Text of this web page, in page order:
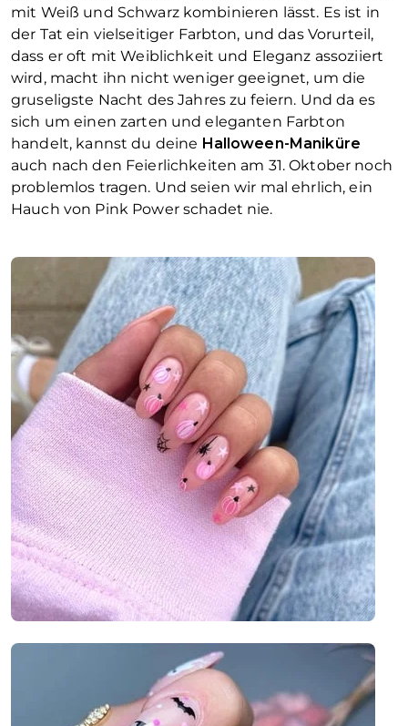
mit Weiß und Schwarz kombinieren lässt. Es ist in
der Tat ein vielseitiger Farbton, und das Vorurteil,
dass er oft mit Weiblichkeit und Eleganz assoziiert
wird, macht ihn nicht weniger geeignet, um die
gruseligste Nacht des Jahres zu feiern. Und da es
sich um einen zarten und eleganten Farbton
handelt, kannst du deine Halloween-Maniküre
auch nach den Feierlichkeiten am 31. Oktober noch
problemlos tragen. Und seien wir mal ehrlich, ein
Hauch von Pink Power schadet nie.